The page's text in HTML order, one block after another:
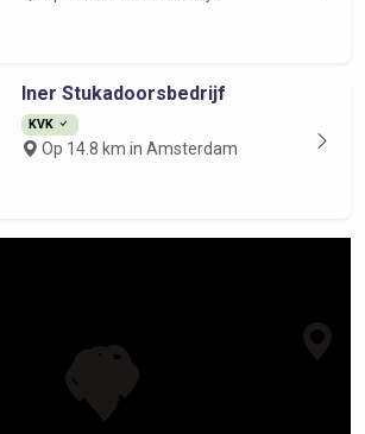
Iner Stukadoorsbedrijf
KVK
Op 14.8 km in Amsterdam